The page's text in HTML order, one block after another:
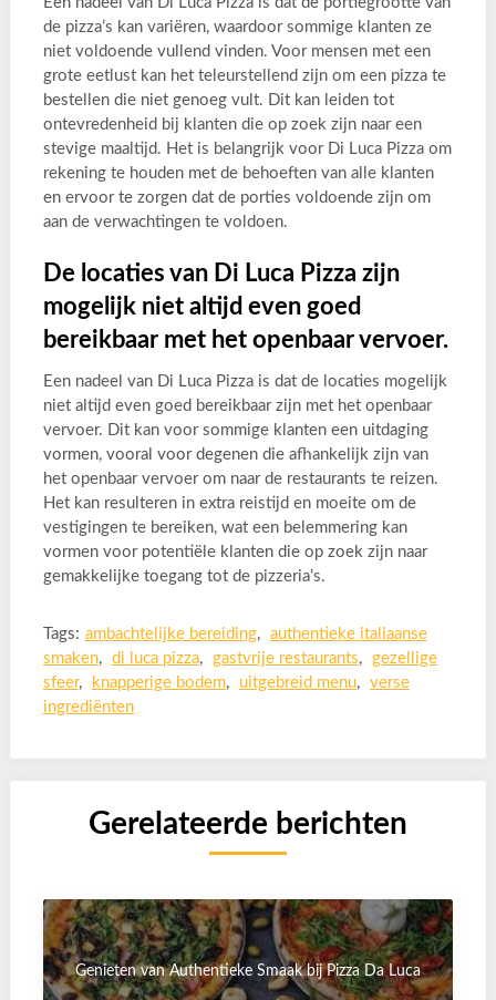
de pizza’s kan variëren, waardoor sommige klanten ze
niet voldoende vullend vinden. Voor mensen met een
grote eetlust kan het teleurstellend zijn om een pizza te
bestellen die niet genoeg vult. Dit kan leiden tot
ontevredenheid bij klanten die op zoek zijn naar een
stevige maaltijd. Het is belangrijk voor Di Luca Pizza om
rekening te houden met de behoeften van alle klanten
en ervoor te zorgen dat de porties voldoende zijn om
aan de verwachtingen te voldoen.
De locaties van Di Luca Pizza zijn
mogelijk niet altijd even goed
bereikbaar met het openbaar vervoer.
Een nadeel van Di Luca Pizza is dat de locaties mogelijk
niet altijd even goed bereikbaar zijn met het openbaar
vervoer. Dit kan voor sommige klanten een uitdaging
vormen, vooral voor degenen die afhankelijk zijn van
het openbaar vervoer om naar de restaurants te reizen.
Het kan resulteren in extra reistijd en moeite om de
vestigingen te bereiken, wat een belemmering kan
vormen voor potentiële klanten die op zoek zijn naar
gemakkelijke toegang tot de pizzeria’s.
Tags: ambachtelijke bereiding, authentieke italiaanse
smaken, di luca pizza, gastvrije restaurants, gezellige
sfeer, knapperige bodem, uitgebreid menu, verse
ingrediënten
Gerelateerde berichten
Genieten van Authentieke Smaak bij Pizza Da Luca